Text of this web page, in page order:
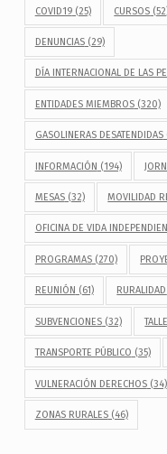
COVID19(25) CURSOS
DENUNCIAS(29)
DÍA INTERNACIONAL DE LAS
ENTIDADES MIEMBROS(320)
GASOLINERAS DESATENDIDAS
INFORMACIÓN (194)
MESAS(32) MOVILIDAD
OFICINA DE VIDA
PROGRAMAS(270)
REUNIÓN (61) RURALIDAD
SUBVENCIONES(32)
TRANSPORTE PÚBLICO (35)
VULNERACIÓN DERECHOS(34)
ZONAS RURALES(46)